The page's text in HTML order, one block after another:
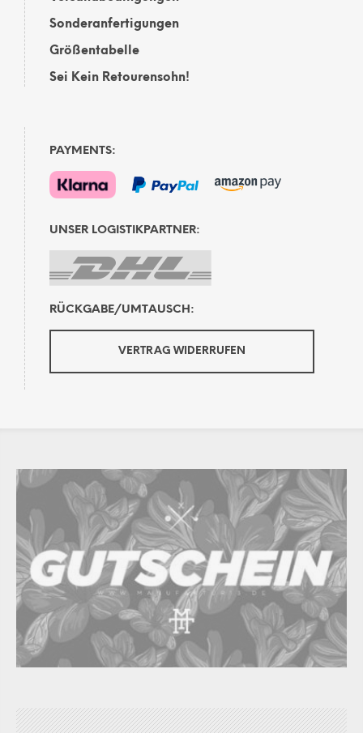
Sonderanfertigungen
Größentabelle
Sei Kein Retourensohn!
PAYMENTS:
UNSER LOGISTIKPARTNER:
RÜCKGABE/UMTAUSCH:
VERTRAG WIDERRUFEN